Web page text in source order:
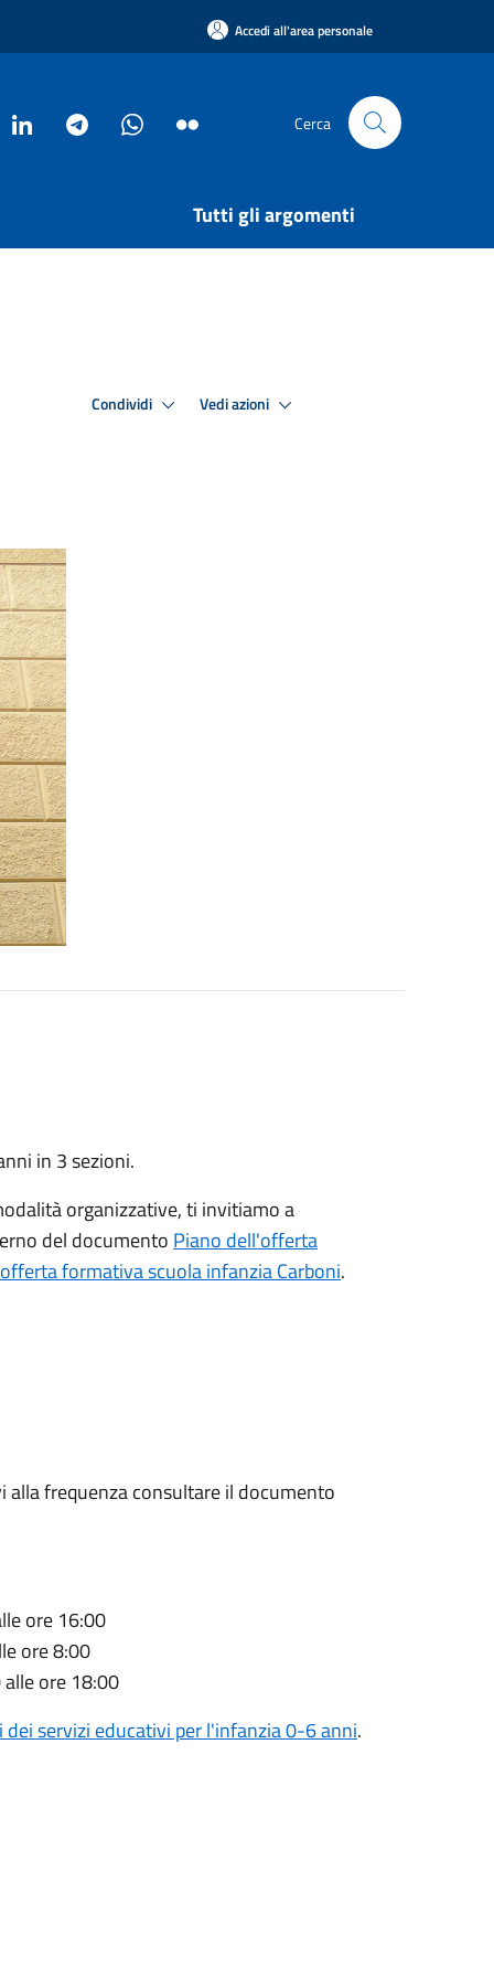
Accedi all'area personale
Cerca
Tutti gli argomenti
Condividi Vedi azioni
in 3 sezioni.
organizzative, ti invitiamo a
del documento Piano dell'offerta
formativa scuola infanzia Carboni.
alla frequenza consultare il documento
ore 16:00
ore 8:00
ore 18:00
dei servizi educativi per l'infanzia 0-6 anni.